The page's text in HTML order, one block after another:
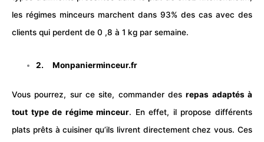
les régimes minceurs marchent dans 93% des cas avec des
clients qui perdent de 0 ,8 à 1 kg par semaine.
2.Monpanierminceur.fr
Vous pourrez, sur ce site, commander desrepas adaptés à
tout type de régime minceur. En effet, il propose différents
plats prêts à cuisiner qu’ils livrent directement chez vous. Ces